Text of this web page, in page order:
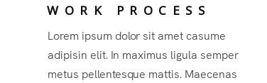
WORK PROCESS
Lorem ipsum dolor sit amet casume
adipisin elit. In maximus ligula semper
metus pellentesque mattis. Maecenas